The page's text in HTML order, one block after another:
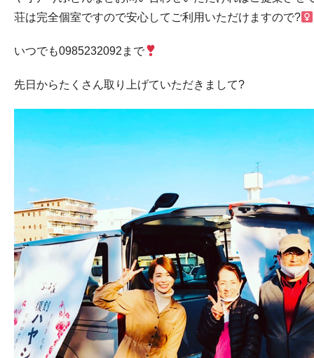
荘は完全個室ですので安心してご利用いただけますので?‍
いつでも0985232092 まで
先日からたくさん取り上げていただきまして?